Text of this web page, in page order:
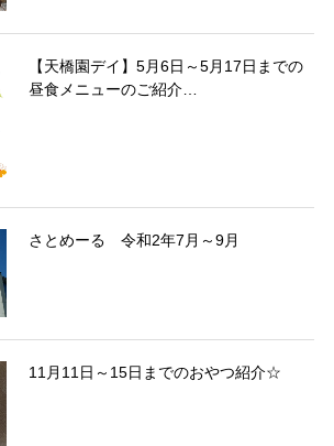
【天橋園デイ】5月6日～5月17日までの
昼食メニューのご紹介…
さとめーる 令和2年7月～9月
11月11日～15日までのおやつ紹介☆